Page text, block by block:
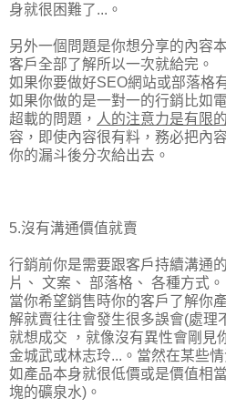
身就很困難了...。
另外一個問題是你想分享的內容
客戶全部了解所以一次就給完。
如果你要做好SEO網站或部落格
如果你做的是一對一的行銷比如
超載的問題， 人的注意力是有限的
容，即使內容很有料，務必把內
你的漏斗後分次給出去。
5.沒有溝通價值就賣
行銷前你是需要跟客戶持續溝通
片、 文案、 部落格、 各種方式。
當你希望銷售時你的客戶了解你
解就賣往往會發生很多誤會(處理
就想成交 ，就像沒有異性會剛見
金城武或林志玲...。當然在某些
如產品本身就很低價或是價值相
塊的礦泉水)。